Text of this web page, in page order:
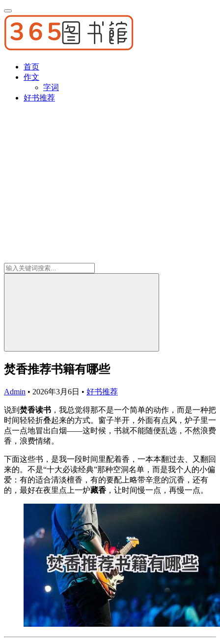
首页
作文
字词
好书推荐
焚香推荐书籍有哪些
Admin • 2026年3月6日 • 好书推荐
说到 焚香读书 ，我总觉得那不是一个简单的动作，而是一种把
时间轻轻折叠起来的方式。窗子半开，外面有点风，炉子里一
点一点地冒出白烟——这时候，书就不能随便乱选，不然浪费
香，浪费情绪。
下面这些书，是我一段时间里配着香，一本本翻过去、又翻回
来的。不是“十大必读经典”那种空洞名单，而是我个人的小偏
爱：有的适合清淡檀香，有的要配上略带辛意的沉香，还有
的，最好在夜里点上一炉藏香 ，让时间慢一点，再慢一点。